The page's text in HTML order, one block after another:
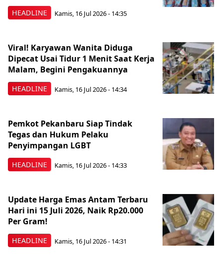
HEADLINE Kamis, 16 Jul 2026 - 14:35
HEADLINE
Viral! Karyawan Wanita Diduga
Dipecat Usai Tidur 1 Menit Saat Kerja
Malam, Begini Pengakuannya
Kamis, 16 Jul 2026 - 14:34
HEADLINE
Pemkot Pekanbaru Siap Tindak
Tegas dan Hukum Pelaku
Penyimpangan LGBT
Kamis, 16 Jul 2026 - 14:33
HEADLINE
Update Harga Emas Antam Terbaru
Hari ini 15 Juli 2026, Naik Rp20.000
Per Gram!
Kamis, 16 Jul 2026 - 14:31